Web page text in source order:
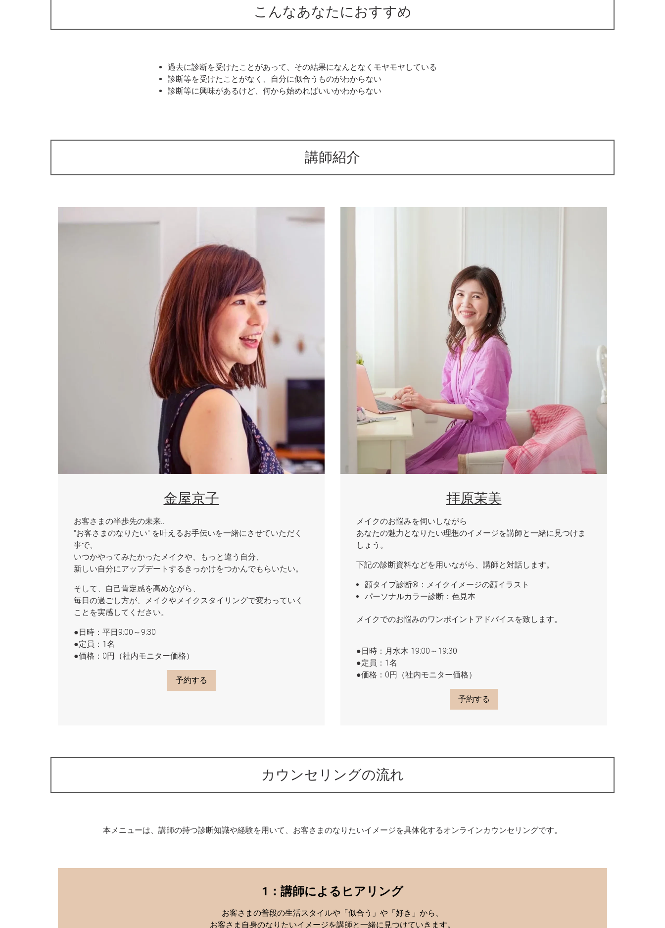
こんなあなたにおすすめ
過去に診断を受けたことがあって、その結果になんとなくモヤモヤしている
診断等を受けたことがなく、自分に似合うものがわからない
診断等に興味があるけど、何から始めればいいかわからない
講師紹介
金屋京子
お客さまの半歩先の未来..
"お客さまのなりたい" を叶えるお手伝いを一緒にさせていただく
事で、
いつかやってみたかったメイクや、もっと違う自分、
新しい自分にアップデートするきっかけをつかんでもらいたい。
そして、自己肯定感を高めながら、
毎日の過ごし方が、メイクやメイクスタイリングで変わっていく
ことを実感してください。
●日時：平日9:00～9:30
●定員：1名
●価格：0円（社内モニター価格）
予約する
拝原茉美
メイクのお悩みを伺いしながら
あなたの魅力となりたい理想のイメージを講師と一緒に見つけま
しょう。
下記の診断資料などを用いながら、講師と対話します。
顔タイプ診断®︎：メイクイメージの顔イラスト
パーソナルカラー診断：色見本
メイクでのお悩みのワンポイントアドバイスを致します。
●日時：月水木 19:00～19:30
●定員：1名
●価格：0円（社内モニター価格）
予約する
カウンセリングの流れ
本メニューは、講師の持つ診断知識や経験を用いて、お客さまのなりたいイメージを具体化するオンラインカウンセリングです。
1：講師によるヒアリング
お客さまの普段の生活スタイルや「似合う」や「好き」から、
お客さま自身のなりたいイメージを講師と一緒に見つけていきます。